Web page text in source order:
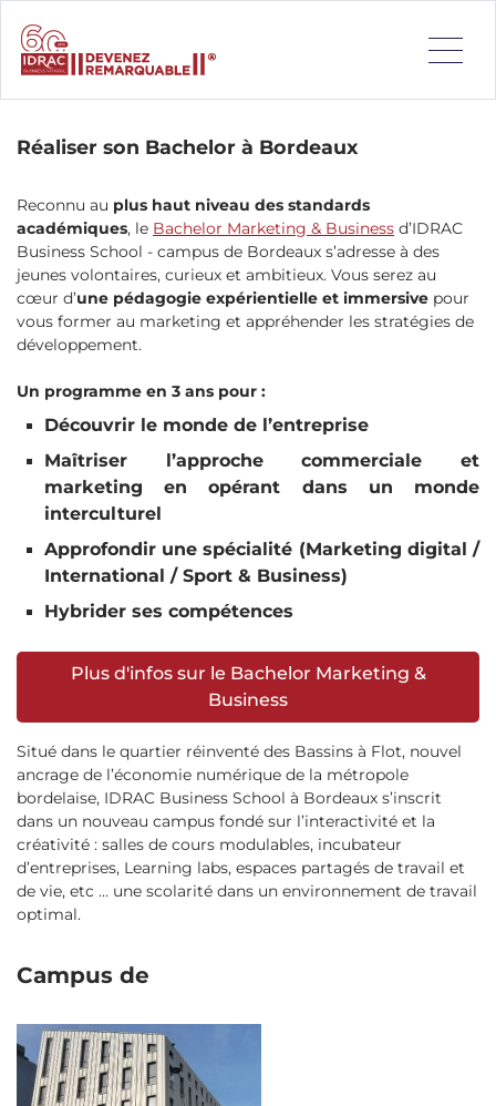
Booster son employabilité en réalisant son Bachelor à
Bordeaux.
Réaliser son Bachelor à Bordeaux
Reconnu au plus haut niveau des standards
académiques, le Bachelor Marketing & Business d’IDRAC
Business School - campus de Bordeaux s’adresse à des
jeunes volontaires, curieux et ambitieux. Vous serez au
cœur d’une pédagogie expérientielle et immersive pour
vous former au marketing et appréhender les stratégies de
développement.
Un programme en 3 ans pour :
Découvrir le monde de l’entreprise
Maîtriser l’approche commerciale et
marketing en opérant dans un monde
interculturel
Approfondir une spécialité (Marketing digital /
International / Sport & Business)
Hybrider ses compétences
Plus d'infos sur le Bachelor Marketing &
Business
Situé dans le quartier réinventé des Bassins à Flot, nouvel
ancrage de l’économie numérique de la métropole
bordelaise, IDRAC Business School à Bordeaux s’inscrit
dans un nouveau campus fondé sur l’interactivité et la
créativité : salles de cours modulables, incubateur
d’entreprises, Learning labs, espaces partagés de travail et
de vie, etc … une scolarité dans un environnement de travail
optimal.
Campus de